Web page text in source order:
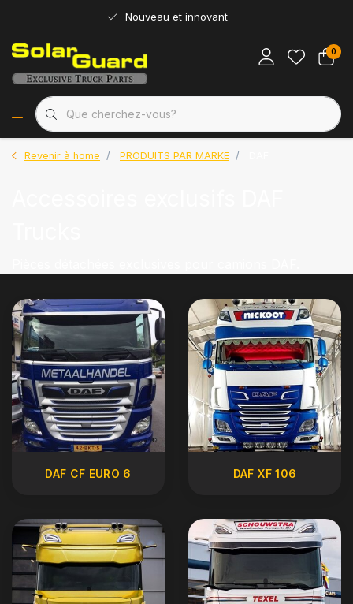
Nouveau et innovant
0
Revenir à home PRODUITS PAR MARKE
DAF CF EURO 6 DAF XF 106